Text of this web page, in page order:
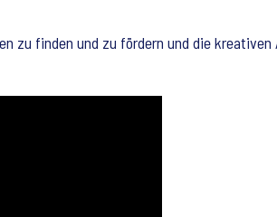
zu finden und zu fördern und die